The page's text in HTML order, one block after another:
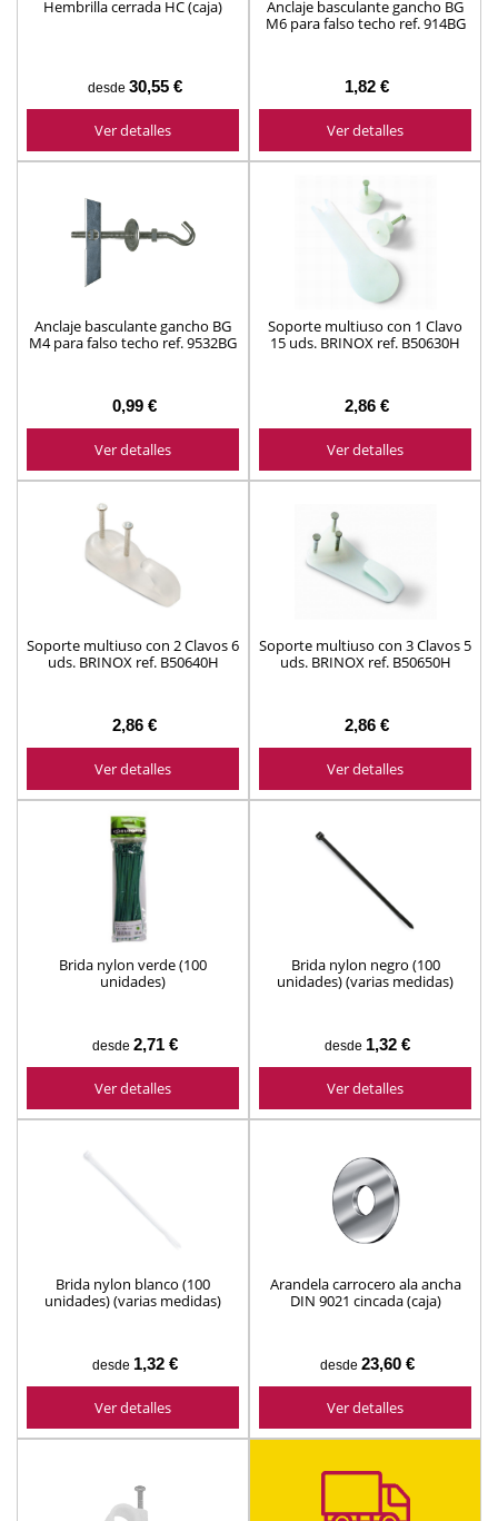
Hembrilla cerrada HC (caja)
desde 30,55 €
Ver detalles
Anclaje basculante gancho BG
M6 para falso techo ref. 914BG
1,82 €
Ver detalles
Anclaje basculante gancho BG
M4 para falso techo ref. 9532BG
0,99 €
Ver detalles
Soporte multiuso con 1 Clavo
15 uds. BRINOX ref. B50630H
2,86 €
Ver detalles
Soporte multiuso con 2 Clavos 6
uds. BRINOX ref. B50640H
2,86 €
Ver detalles
Soporte multiuso con 3 Clavos 5
uds. BRINOX ref. B50650H
2,86 €
Ver detalles
Brida nylon verde (100
unidades)
desde 2,71 €
Ver detalles
Brida nylon negro (100
unidades) (varias medidas)
desde 1,32 €
Ver detalles
Brida nylon blanco (100
unidades) (varias medidas)
desde 1,32 €
Ver detalles
Arandela carrocero ala ancha
DIN 9021 cincada (caja)
desde 23,60 €
Ver detalles